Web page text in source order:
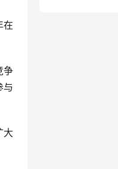
在
争
与
大